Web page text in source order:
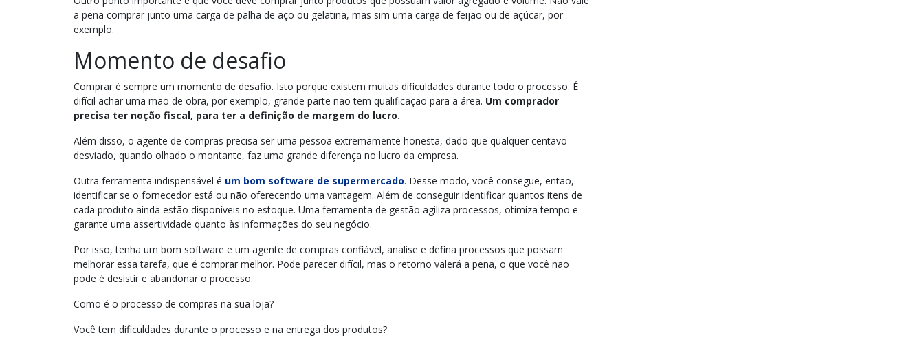
a pena comprar junto uma carga de palha de aço ou gelatina, mas sim uma carga de feijão ou de açúcar, por
exemplo.
Momento de desafio
Comprar é sempre um momento de desafio. Isto porque existem muitas dificuldades durante todo o processo. É
difícil achar uma mão de obra, por exemplo, grande parte não tem qualificação para a área. Um comprador
precisa ter noção fiscal, para ter a definição de margem do lucro.
Além disso, o agente de compras precisa ser uma pessoa extremamente honesta, dado que qualquer centavo
desviado, quando olhado o montante, faz uma grande diferença no lucro da empresa.
Outra ferramenta indispensável é um bom software de supermercado. Desse modo, você consegue, então,
identificar se o fornecedor está ou não oferecendo uma vantagem. Além de conseguir identificar quantos itens de
cada produto ainda estão disponíveis no estoque. Uma ferramenta de gestão agiliza processos, otimiza tempo e
garante uma assertividade quanto às informações do seu negócio.
Por isso, tenha um bom software e um agente de compras confiável, analise e defina processos que possam
melhorar essa tarefa, que é comprar melhor. Pode parecer difícil, mas o retorno valerá a pena, o que você não
pode é desistir e abandonar o processo.
Como é o processo de compras na sua loja?
Você tem dificuldades durante o processo e na entrega dos produtos?